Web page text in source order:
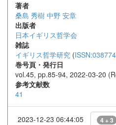
著者
桑島 秀樹 中野 安章
出版者
日本イギリス哲学会
雑誌
イギリス哲学研究 (
巻号頁・発行日
vol.45, pp.85-94, 2022-03-20
参考文献数
41
2023-12-23 06:44:05 4 + 3